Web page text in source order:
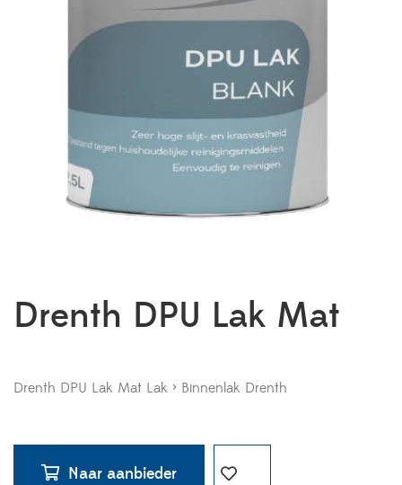
Drenth DPU Lak Mat
Drenth DPU Lak Mat Lak > Binnenlak Drenth
Naar aanbieder